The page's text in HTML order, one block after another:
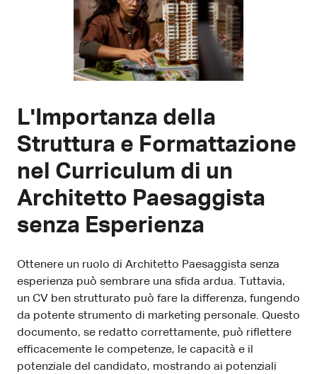
L'Importanza della
Struttura e Formattazione
nel Curriculum di un
Architetto Paesaggista
senza Esperienza
Ottenere un ruolo di Architetto Paesaggista senza
esperienza può sembrare una sfida ardua. Tuttavia,
un CV ben strutturato può fare la differenza, fungendo
da potente strumento di marketing personale. Questo
documento, se redatto correttamente, può riflettere
efficacemente le competenze, le capacità e il
potenziale del candidato, mostrando ai potenziali